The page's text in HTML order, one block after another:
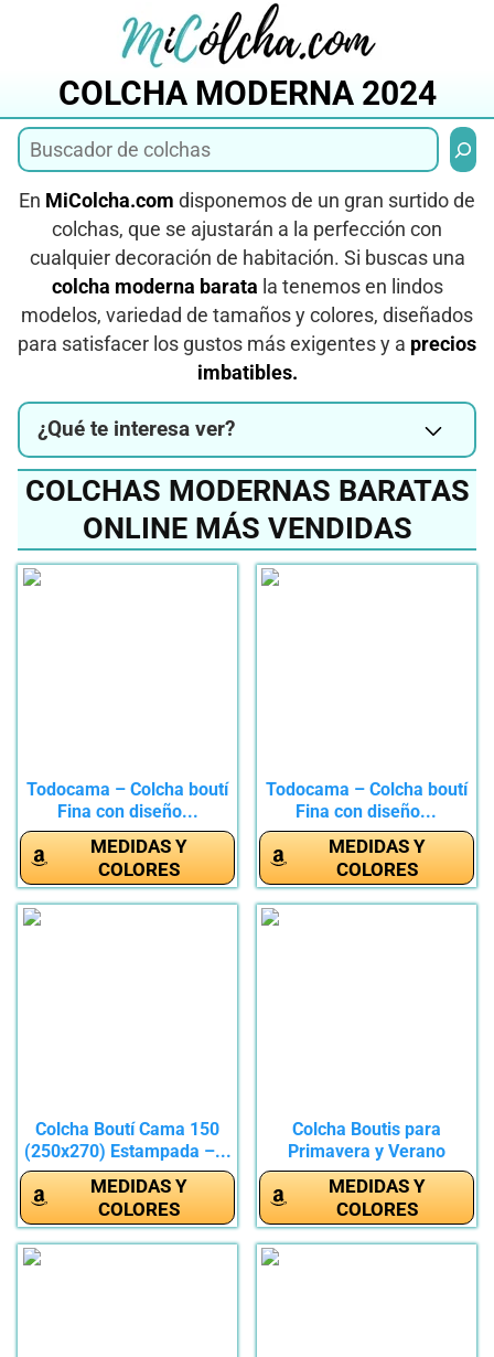
COLCHA MODERNA 2024
En MiColcha.com disponemos de un gran surtido de
colchas, que se ajustarán a la perfección con
cualquier decoración de habitación. Si buscas una
colcha moderna barata la tenemos en lindos
modelos, variedad de tamaños y colores, diseñados
para satisfacer los gustos más exigentes y a precios
imbatibles.
¿Qué te interesa ver?
COLCHAS MODERNAS BARATAS
ONLINE MÁS VENDIDAS
Todocama – Colcha boutí
Fina con diseño...
MEDIDAS Y
COLORES
Todocama – Colcha boutí
Fina con diseño...
MEDIDAS Y
COLORES
Colcha Boutí Cama 150
(250x270) Estampada –...
MEDIDAS Y
COLORES
Colcha Boutis para
Primavera y Verano
Bicolor...
MEDIDAS Y
COLORES